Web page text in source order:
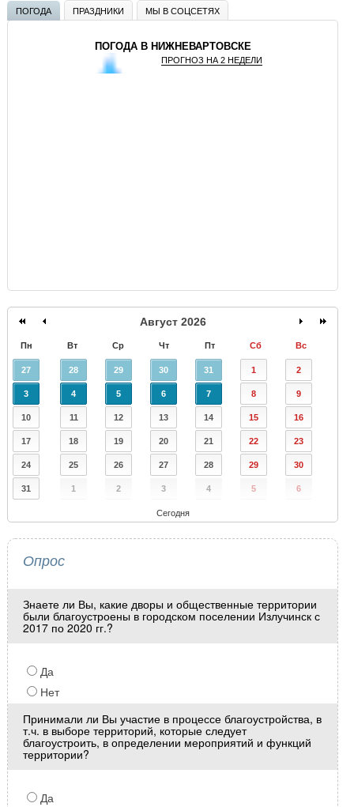
ПОГОДА ПРАЗДНИКИ МЫ В СОЦСЕТЯХ
ПОГОДА В НИЖНЕВАРТОВСКЕ
ПРОГНОЗ НА 2 НЕДЕЛИ
Август 2026
Пн Вт Ср Чт Пт Сб Вс
27 28 29 30 31 1 2
3 4 5 6 7 8 9
10 11 12 13 14 15 16
17 18 19 20 21 22 23
24 25 26 27 28 29 30
31 1 2 3 4 5 6
Сегодня
Опрос
Знаете ли Вы, какие дворы и общественные территории
были благоустроены в городском поселении Излучинск с
2017 по 2020 гг.?
Да
Нет
Принимали ли Вы участие в процессе благоустройства, в
т.ч. в выборе территорий, которые следует
благоустроить, в определении мероприятий и функций
территории?
Да